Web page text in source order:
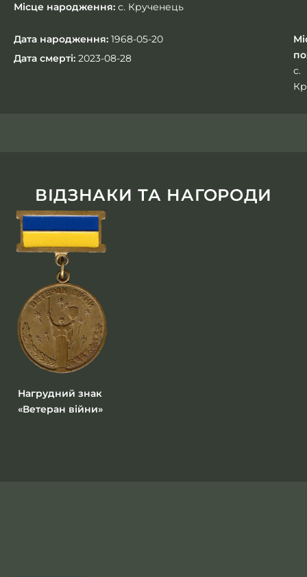
Місце народження: с. Крученець
Дата народження: 1968-05-20
Дата смерті: 2023-08-28
с.
ВІДЗНАКИ ТА НАГОРОДИ
Нагрудний знак
«Ветеран війни»